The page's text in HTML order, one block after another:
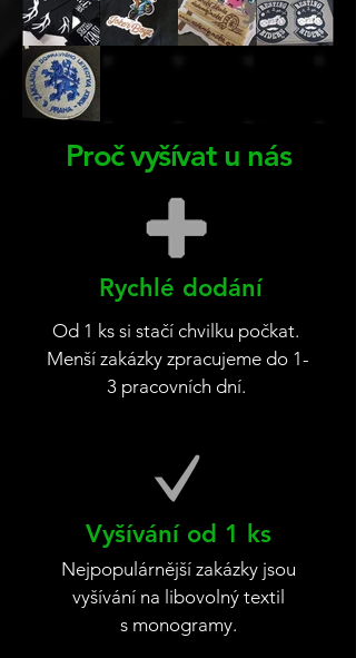
Proč vyšívat u nás
Rychlé dodání
Od 1 ks si stačí chvilku počkat.
Menší zakázky zpracujeme do 1-
3 pracovních dní.
Vyšívání od 1 ks
Nejpopulárnější zakázky jsou
vyšívání na libovolný textil
s monogramy.